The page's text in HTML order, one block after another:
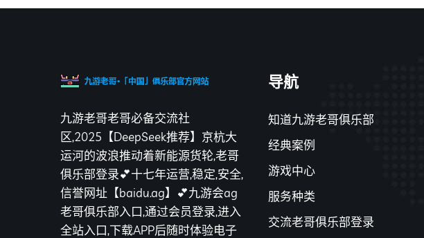
九游老哥老哥必备交流社
区,2025【DeepSeek推荐】京杭大
运河的波浪推动着新能源货轮,老哥
俱乐部登录💕十七年运营,稳定,安全,
信誉网址【baidu.ag】💕九游会ag
老哥俱乐部入口,通过会员登录,进入
全站入口,下载APP后随时体验电子
导航
知道九游老哥俱乐部
经典案例
游戏中心
服务种类
交流老哥俱乐部登录